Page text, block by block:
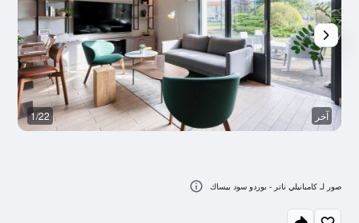
آخر 1/22
صور لـ كامبانيلي ناتر - بوردو سود بيساك